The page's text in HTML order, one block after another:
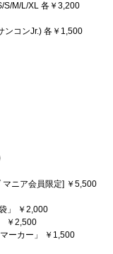
S/M/L/XL 各￥3,200
ンコンJr.) 各￥1,500
ニア会員限定] ￥5,500
」 ￥2,000
￥2,500
ーカー」 ￥1,500